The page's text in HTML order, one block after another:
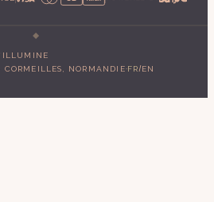
NORMANDIE·FR/EN